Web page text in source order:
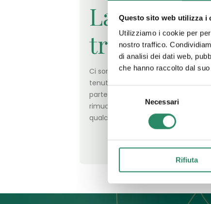
Questo sito web utilizza i
Utilizziamo i cookie per
nostro traffico.
di analisi dei dati web,
che hanno raccolto dal
Necessari
Rifiuta
La grande
Ci sono argomenti che spesso
tenuti a distanza, che pur facendo
parte della nostra esistenza,
rimuovere, a guardare solo se in
qualche modo
[…]